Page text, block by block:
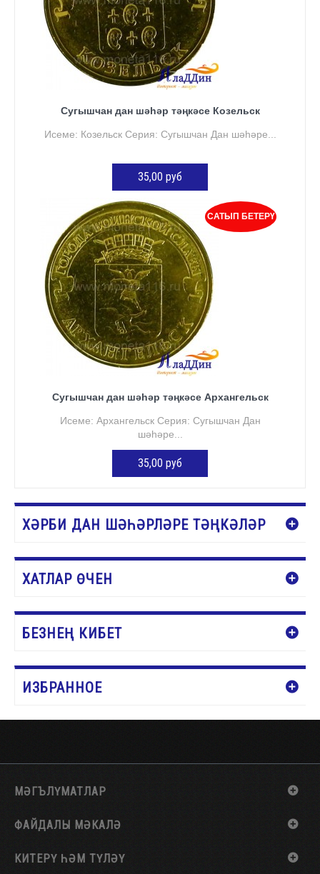
Сугышчан дан шәһәр тәңкәсе Козельск
Исеме: Козельск Серия: Сугышчан Дан шәһәре...
35,00 руб
КӘРҖИНГӘ ӨСТӘҮ
САТЫП БЕТЕРҮ
Сугышчан дан шәһәр тәңкәсе Архангельск
Исеме: Архангельск Серия: Сугышчан Дан
шәһәре...
35,00 руб
ХӘРБИ ДАН ШӘҺӘРЛӘРЕ ТӘҢКӘЛӘР
ХАТЛАР ӨЧЕН
БЕЗНЕҢ КИБЕТ
ИЗБРАННОЕ
МӘГЪЛҮМАТЛАР
ФАЙДАЛЫ МӘКАЛӘ
КИТЕРҮ ҺӘМ ТҮЛӘҮ